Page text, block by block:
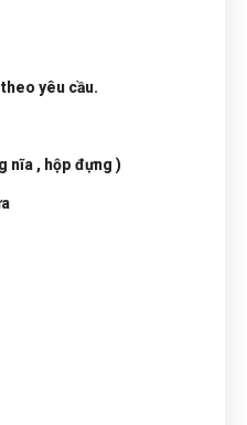
yêu cầu.
nĩa , hộp đựng )